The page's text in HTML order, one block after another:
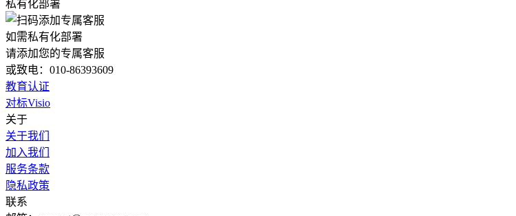
私有化部署
如需私有化部署
请添加您的专属客服
或致电：010-86393609
教育认证
对标Visio
关于
关于我们
加入我们
服务条款
隐私政策
联系